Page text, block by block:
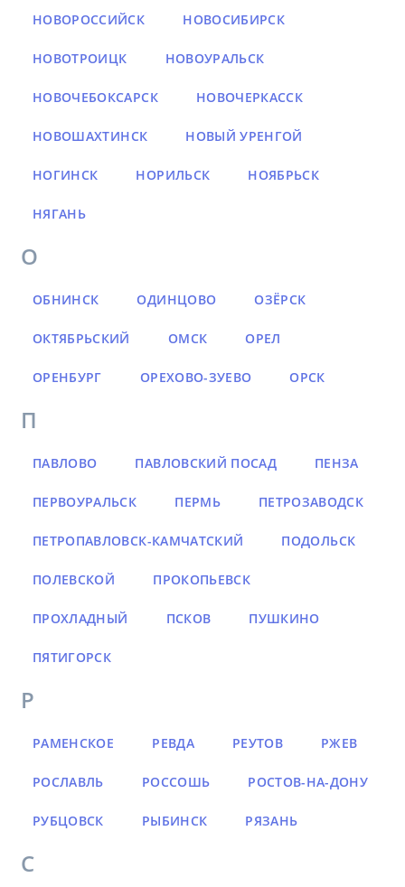
НОВОРОССИЙСК НОВОСИБИРСК
НОВОТРОИЦК НОВОУРАЛЬСК
НОВОЧЕБОКСАРСК НОВОЧЕРКАССК
НОВОШАХТИНСК НОВЫЙ УРЕНГОЙ
НОГИНСК НОРИЛЬСК НОЯБРЬСК
НЯГАНЬ
О
ОБНИНСК ОДИНЦОВО ОЗЁРСК
ОКТЯБРЬСКИЙ ОМСК ОРЕЛ
ОРЕНБУРГ ОРЕХОВО-ЗУЕВО ОРСК
П
ПАВЛОВО ПАВЛОВСКИЙ ПОСАД ПЕНЗА
ПЕРВОУРАЛЬСК ПЕРМЬ ПЕТРОЗАВОДСК
ПЕТРОПАВЛОВСК-КАМЧАТСКИЙ ПОДОЛЬСК
ПОЛЕВСКОЙ ПРОКОПЬЕВСК
ПРОХЛАДНЫЙ ПСКОВ ПУШКИНО
ПЯТИГОРСК
Р
РАМЕНСКОЕ РЕВДА РЕУТОВ РЖЕВ
РОСЛАВЛЬ РОССОШЬ РОСТОВ-НА-ДОНУ
РУБЦОВСК РЫБИНСК РЯЗАНЬ
С